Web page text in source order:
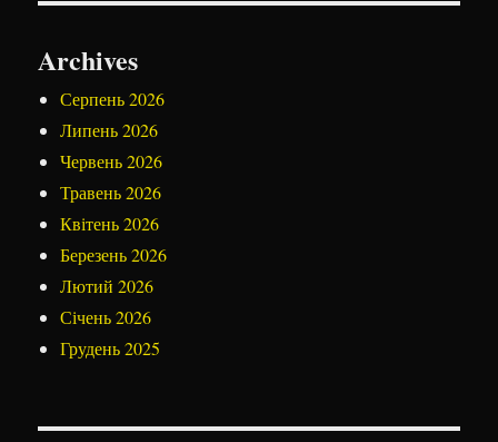
Archives
Серпень 2026
Липень 2026
Червень 2026
Травень 2026
Квітень 2026
Березень 2026
Лютий 2026
Січень 2026
Грудень 2025